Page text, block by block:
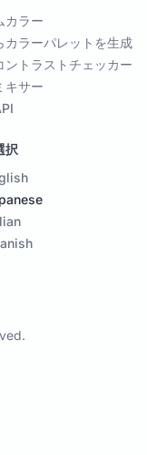
カラー
カラーパレットを生成
ントラストチェッカー
キサー
択